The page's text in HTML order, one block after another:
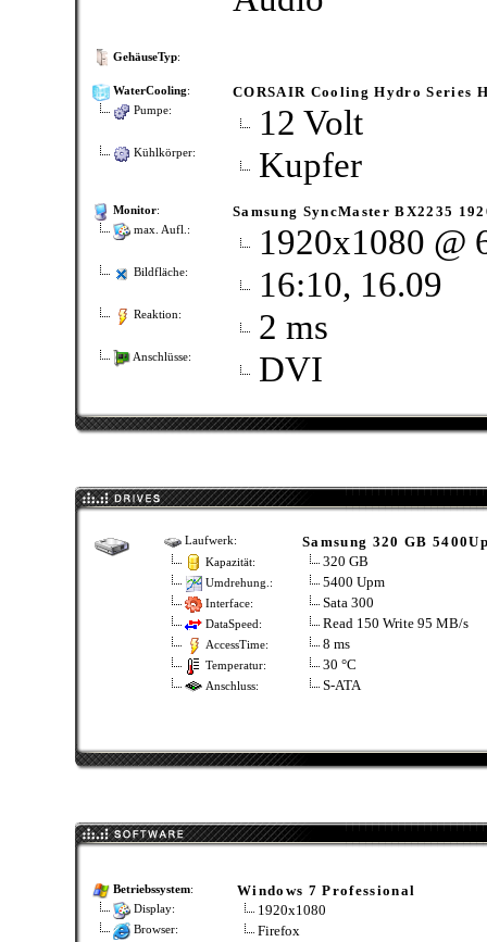
GehäuseTyp:
WaterCooling: CORSAIR Cooling Hydro Series
Pumpe: 12 Volt
Kühlkörper: Kupfer
Monitor: Samsung SyncMaster BX2235
max. Aufl.: 1920x1080 @
Bildfläche: 16:10, 16.09
Reaktion: 2 ms
Anschlüsse: DVI
Laufwerk: Samsung 320 GB
Kapazität: 320 GB
Umdrehung.: 5400 Upm
Interface: Sata 300
DataSpeed: Read 150 Write 95 MB/s
AccessTime: 8 ms
Temperatur: 30 °C
Anschluss: S-ATA
Betriebssystem: Windows 7 Professional
Display: 1920x1080
Browser: Firefox